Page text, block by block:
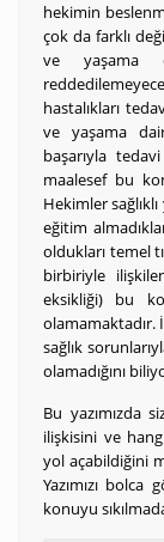
hekimin
çok da farklı
ve yaşama
hastalıkları
ve yaşama dair
başarıyla
maalesef bu
Hekimler
eğitim
oldukları temel
birbiriyle
eksikliği) bu
olamamaktadır.
sağlık
olamadığını
Bu yazımızda
ilişkisini ve
yol açabildiğini
Yazımızı
konuyu